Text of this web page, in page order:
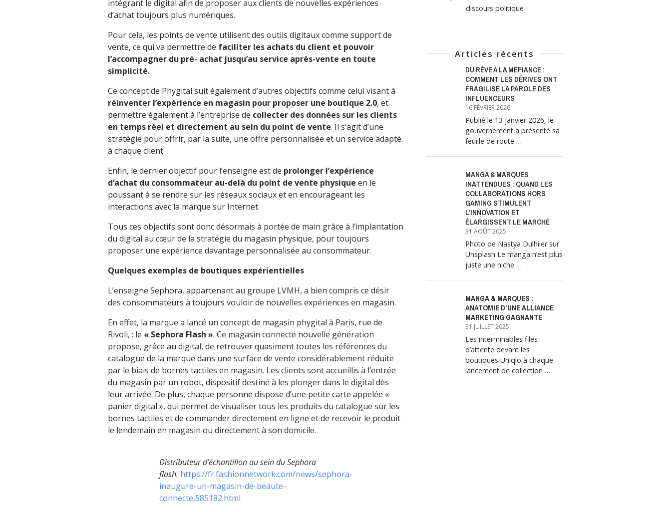
intégrant le digital afin de proposer aux clients de nouvelles expériences
d’achat toujours plus numériques.
Pour cela, les points de vente utilisent des outils digitaux comme support de
vente, ce qui va permettre de faciliter les achats du client et pouvoir
l’accompagner du pré- achat jusqu’au service après-vente en toute
simplicité.
Ce concept de Phygital suit également d’autres objectifs comme celui visant à
réinventer l’expérience en magasin pour proposer une boutique 2.0, et
permettre également à l’entreprise de collecter des données sur les clients
en temps réel et directement au sein du point de vente. Il s’agit d’une
stratégie pour offrir, par la suite, une offre personnalisée et un service adapté
à chaque client
Enfin, le dernier objectif pour l’enseigne est de prolonger l’expérience
d’achat du consommateur au-delà du point de vente physique en le
poussant à se rendre sur les réseaux sociaux et en encourageant les
interactions avec la marque sur Internet.
Tous ces objectifs sont donc désormais à portée de main grâce à l’implantation
du digital au cœur de la stratégie du magasin physique, pour toujours
proposer une expérience davantage personnalisée au consommateur.
Quelques exemples de boutiques expérientielles
L’enseigne Sephora, appartenant au groupe LVMH, a bien compris ce désir
des consommateurs à toujours vouloir de nouvelles expériences en magasin.
En effet, la marque a lancé un concept de magasin phygital à Paris, rue de
Rivoli, : le « Sephora Flash ». Ce magasin connecté nouvelle génération
propose, grâce au digital, de retrouver quasiment toutes les références du
catalogue de la marque dans une surface de vente considérablement réduite
par le biais de bornes tactiles en magasin. Les clients sont accueillis à l’entrée
du magasin par un robot, dispositif destiné à les plonger dans le digital dès
leur arrivée. De plus, chaque personne dispose d’une petite carte appelée «
panier digital », qui permet de visualiser tous les produits du catalogue sur les
bornes tactiles et de commander directement en ligne et de recevoir le produit
le lendemain en magasin ou directement à son domicile.
Distributeur d’échantillon au sein du Sephora
flash. https://fr.fashionnetwork.com/news/sephora-
inaugure-un-magasin-de-beaute-
connecte,585182.html
discours politique
Articles récents
DU RÊVE À LA MÉFIANCE :
COMMENT LES DÉRIVES ONT
FRAGILISÉ LA PAROLE DES
INFLUENCEURS
16 FÉVRIER 2026
Publié le 13 janvier 2026, le
gouvernement a présenté sa
feuille de route …
MANGA & MARQUES
INATTENDUES : QUAND LES
COLLABORATIONS HORS
GAMING STIMULENT
L’INNOVATION ET
ÉLARGISSENT LE MARCHÉ
31 AOÛT 2025
Photo de Nastya Dulhiier sur
Unsplash Le manga n’est plus
juste une niche …
MANGA & MARQUES :
ANATOMIE D’UNE ALLIANCE
MARKETING GAGNANTE
31 JUILLET 2025
Les interminables files
d’attente devant les
boutiques Uniqlo à chaque
lancement de collection …